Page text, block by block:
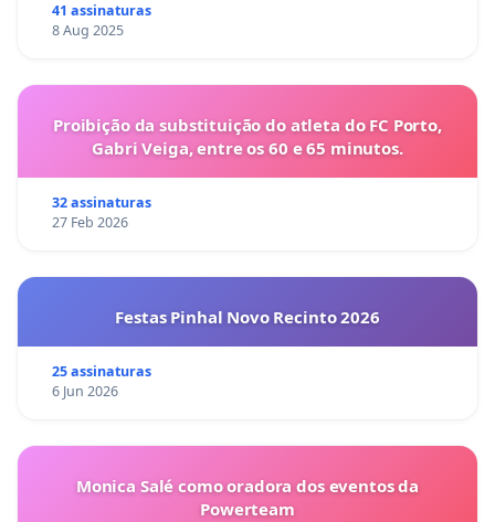
41 assinaturas
8 Aug 2025
Proibição da substituição do atleta do FC Porto,
Gabri Veiga, entre os 60 e 65 minutos.
32 assinaturas
27 Feb 2026
Festas Pinhal Novo Recinto 2026
25 assinaturas
6 Jun 2026
Monica Salé como oradora dos eventos da
Powerteam